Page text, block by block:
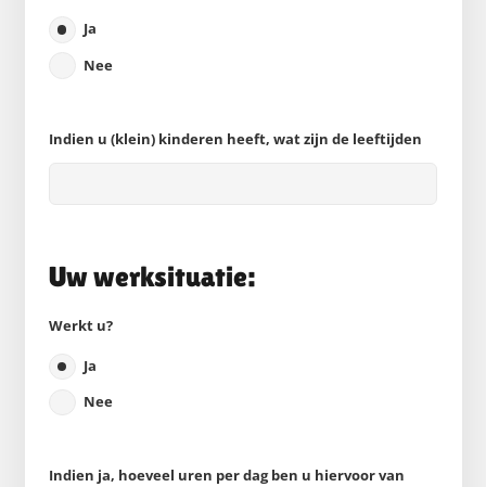
Ja
Nee
Indien u (klein) kinderen heeft, wat zijn de leeftijden
Uw werksituatie:
Werkt u?
Ja
Nee
Indien ja, hoeveel uren per dag ben u hiervoor van